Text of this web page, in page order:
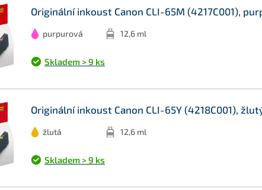
Originální inkoust Canon CLI-65M (4217C001),
purpurová 12,6 ml
Skladem > 9 ks
Originální inkoust Canon CLI-65Y (4218C001),
žlutá 12,6 ml
Skladem > 9 ks